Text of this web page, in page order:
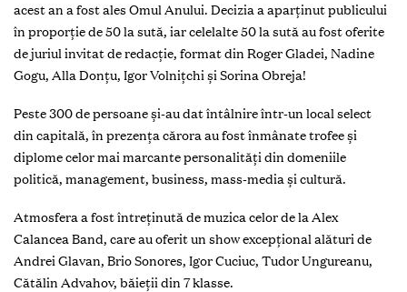
acest an a fost ales Omul Anului. Decizia a aparținut publicului
în proporție de 50 la sută, iar celelalte 50 la sută au fost oferite
de juriul invitat de redacție, format din Roger Gladei, Nadine
Gogu, Alla Donțu, Igor Volnițchi și Sorina Obreja!
Peste 300 de persoane și-au dat întâlnire într-un local select
din capitală, în prezența cărora au fost înmânate trofee și
diplome celor mai marcante personalități din domeniile
politică, management, business, mass-media și cultură.
Atmosfera a fost întreținută de muzica celor de la Alex
Calancea Band, care au oferit un show excepțional alături de
Andrei Glavan, Brio Sonores, Igor Cuciuc, Tudor Ungureanu,
Cătălin Advahov, băieții din 7 klasse.